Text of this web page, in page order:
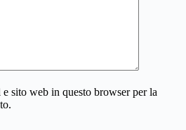
sito web in questo browser per la